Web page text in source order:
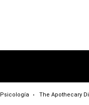
Psicología The Apothecary